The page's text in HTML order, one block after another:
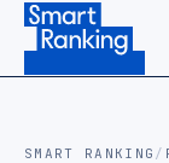
Подписаться на
SMART RANKING /